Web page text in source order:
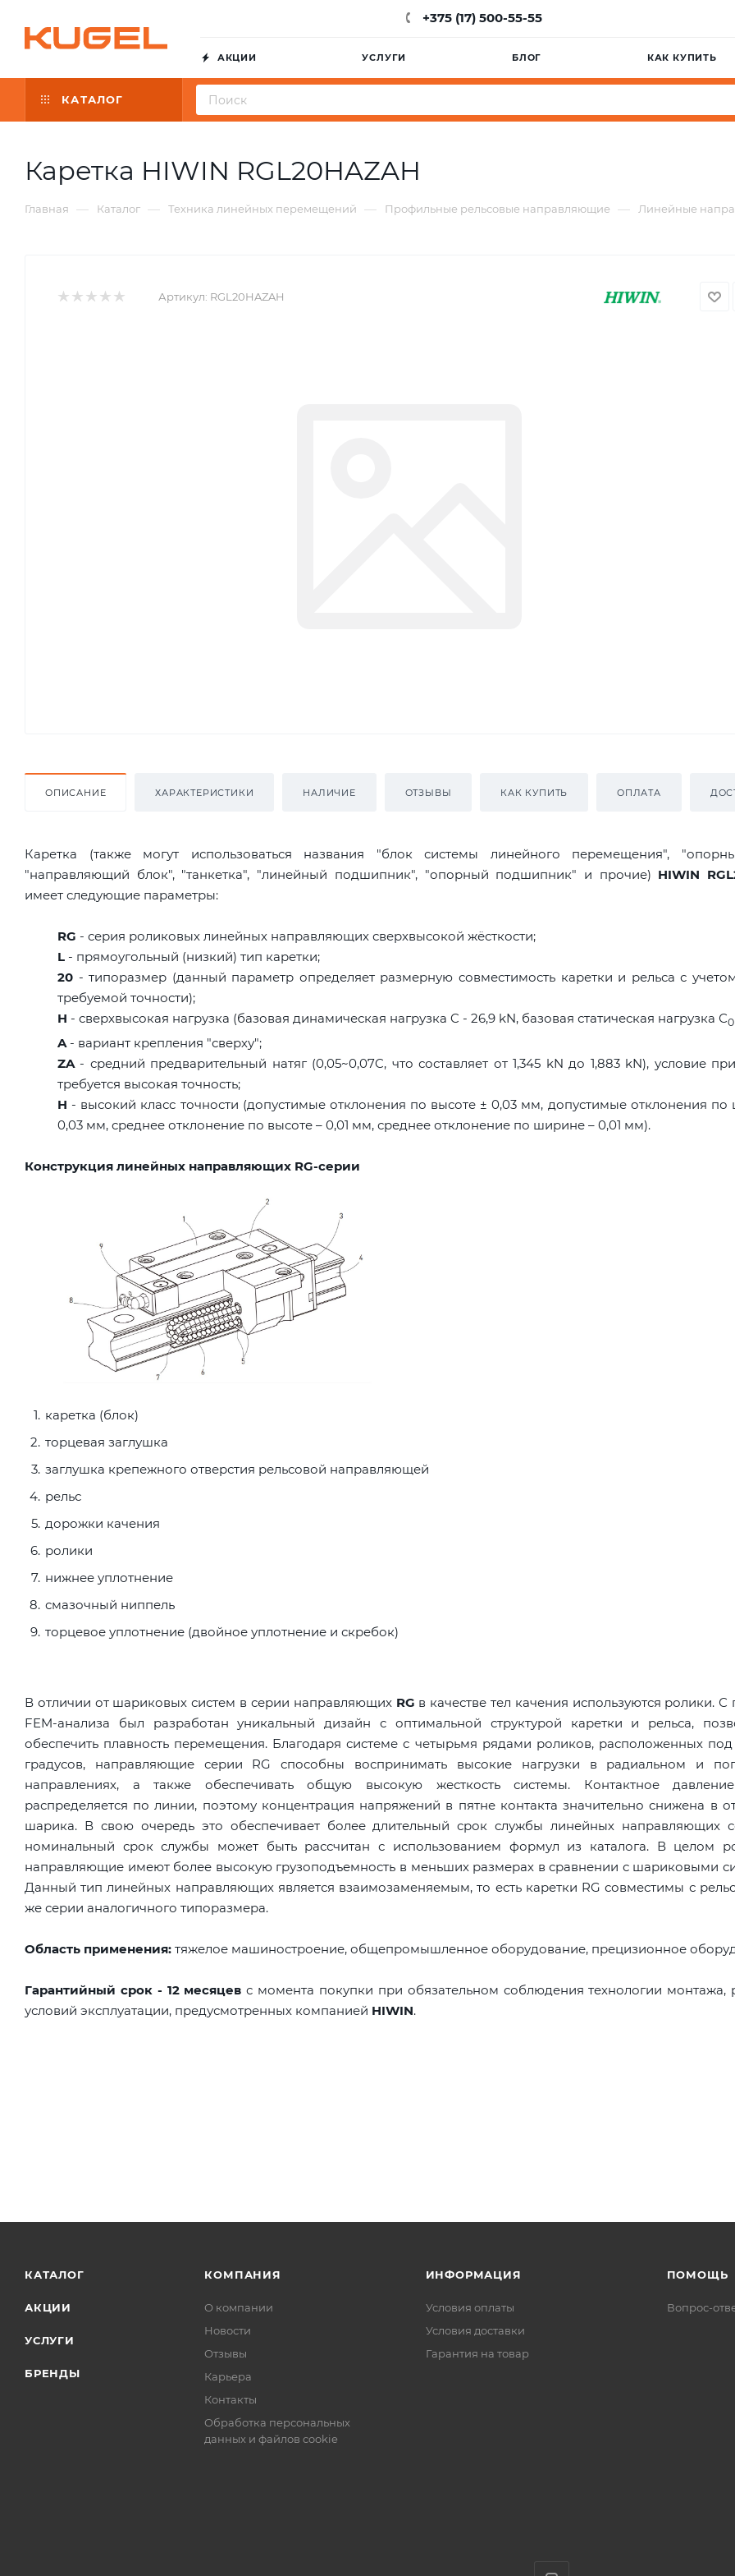
+375 (17) 500-55-55
АКЦИИ УСЛУГИ БЛОГ КАК КУПИТЬ
КАТАЛОГ
Каретка HIWIN RGL20HAZAH
Главная — Каталог — Техника линейных перемещений — Профильные рельсовые направляющие — Линейные
Артикул: RGL20HAZAH
ОПИСАНИЕ ХАРАКТЕРИСТИКИ НАЛИЧИЕ ОТЗЫВЫ КАК КУПИТЬ ОПЛАТА
Каретка (также могут использоваться названия "блок системы линейного перемещения",
"направляющий блок", "танкетка", "линейный подшипник", "опорный подшипник" и прочие) HIWIN
имеет следующие параметры:
RG - серия роликовых линейных направляющих сверхвысокой жёсткости;
L - прямоугольный (низкий) тип каретки;
20 - типоразмер (данный параметр определяет размерную совместимость каретки и рельса с
требуемой точности);
H - сверхвысокая нагрузка (базовая динамическая нагрузка C - 26,9 kN, базовая статическая нагрузка С0
A- вариант крепления "сверху";
ZA- средний предварительный натяг (0,05~0,07C, что составляет от 1,345 kN до 1,883 kN), условие
требуется высокая точность;
H - высокий класс точности (допустимые отклонения по высоте ± 0,03 мм, допустимые отклонения
0,03 мм, среднее отклонение по высоте – 0,01 мм, среднее отклонение по ширине – 0,01 мм).
Конструкция линейных направляющих RG-серии
каретка (блок)
торцевая заглушка
заглушка крепежного отверстия рельсовой направляющей
рельс
дорожки качения
ролики
нижнее уплотнение
смазочный ниппель
торцевое уплотнение (двойное уплотнение и скребок)
В отличии от шариковых систем в серии направляющих RG в качестве тел качения используются ролики.
FEM-анализа был разработан уникальный дизайн с оптимальной структурой каретки и рельса,
обеспечить плавность перемещения. Благодаря системе с четырьмя рядами роликов, расположенных
градусов, направляющие серии RG способны воспринимать высокие нагрузки в радиальном и
направлениях, а также обеспечивать общую высокую жесткость системы. Контактное
распределяется по линии, поэтому концентрация напряжений в пятне контакта значительно снижена в
шарика. В свою очередь это обеспечивает более длительный срок службы линейных направляющих
номинальный срок службы может быть рассчитан с использованием формул из каталога. В целом
направляющие имеют более высокую грузоподъемность в меньших размерах в сравнении с шариковыми
Данный тип линейных направляющих является взаимозаменяемым, то есть каретки RG совместимы с
же серии аналогичного типоразмера.
Область применения: тяжелое машиностроение, общепромышленное оборудование, прецизионное
Гарантийный срок - 12 месяцев с момента покупки при обязательном соблюдения технологии монтажа,
условий эксплуатации, предусмотренных компанией HIWIN.
КАТАЛОГ
АКЦИИ
УСЛУГИ
БРЕНДЫ
КОМПАНИЯ
О компании
Новости
Отзывы
Карьера
Контакты
Обработка персональных
данных и файлов cookie
ИНФОРМАЦИЯ
Условия оплаты
Условия доставки
Гарантия на товар
ПОМОЩЬ
Вопрос-